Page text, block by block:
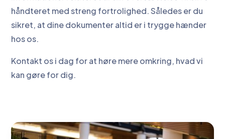
håndteret med streng fortrolighed. Således er du
sikret, at dine dokumenter altid er i trygge hænder
hos os.
Kontakt os i dag for at høre mere omkring, hvad vi
kan gøre for dig.